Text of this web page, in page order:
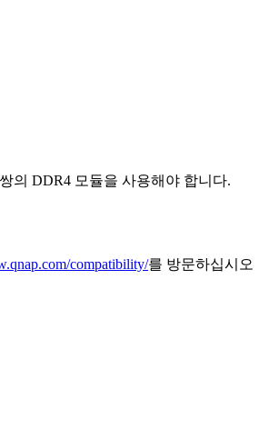
의 DDR4 모듈을 사용해야 합니다.
compatibility/를 방문하십시오